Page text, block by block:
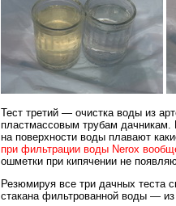
Тест третий — очистка воды из
пластмассовым трубам дачникам.
на поверхности воды плавают
при фильтрации воды Nerox
ошметки при кипячении не
Резюмируя все три дачных теста
стакана фильтрованной воды — из